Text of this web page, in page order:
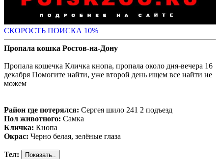
СКОРОСТЬ ПОИСКА 10%
Пропала кошка Ростов-на-Дону
Пропала кошечка Кличка кнопа, пропала около дня-вечера 16
декабря Помогите найти, уже второй день ищем все найти не
можем
Район где потерялся: Сергея шило 241 2 подъезд
Пол животного: Самка
Кличка: Кнопа
Окрас: Черно белая, зелёные глаза
Тел: